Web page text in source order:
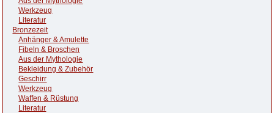
Werkzeug
Literatur
Bronzezeit
Anhänger & Amulette
Fibeln & Broschen
Aus der Mythologie
Bekleidung & Zubehör
Geschirr
Werkzeug
Waffen & Rüstung
Literatur